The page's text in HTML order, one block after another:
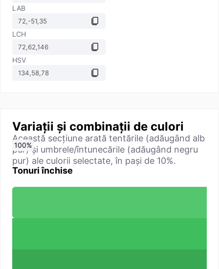
LAB
LCH
HSV
Variații și combinații de culori
Această secțiune arată tentările (adăugând alb
pur) și umbrele/întunecările (adăugând negru
pur) ale culorii selectate, în pași de 10%.
Tonuri închise
0%
10%
20%
30%
40%
50%
60%
70%
80%
90%
100%